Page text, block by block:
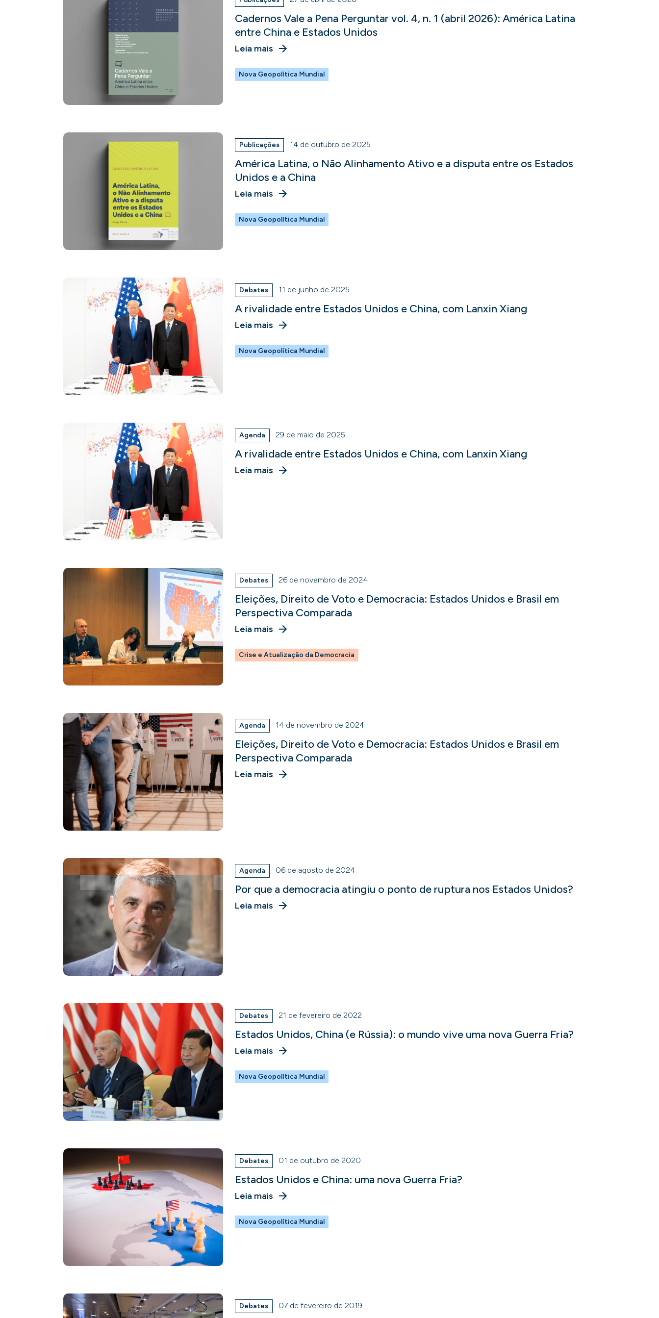
Cadernos Vale a Pena Perguntar vol. 4, n. 1 (abril 2026): América Latina
entre China e Estados Unidos
Leia mais
Nova Geopolítica Mundial
Publicações 14 de outubro de 2025
América Latina, o Não Alinhamento Ativo e a disputa entre os Estados
Unidos e a China
Leia mais
Nova Geopolítica Mundial
Debates 11 de junho de 2025
A rivalidade entre Estados Unidos e China, com Lanxin Xiang
Leia mais
Nova Geopolítica Mundial
Agenda 29 de maio de 2025
A rivalidade entre Estados Unidos e China, com Lanxin Xiang
Leia mais
Debates 26 de novembro de 2024
Eleições, Direito de Voto e Democracia: Estados Unidos e Brasil em
Perspectiva Comparada
Leia mais
Crise e Atualização da Democracia
Agenda 14 de novembro de 2024
Eleições, Direito de Voto e Democracia: Estados Unidos e Brasil em
Perspectiva Comparada
Leia mais
Agenda 06 de agosto de 2024
Por que a democracia atingiu o ponto de ruptura nos Estados Unidos?
Leia mais
Debates 21 de fevereiro de 2022
Estados Unidos, China (e Rússia): o mundo vive uma nova Guerra Fria?
Leia mais
Nova Geopolítica Mundial
Debates 01 de outubro de 2020
Estados Unidos e China: uma nova Guerra Fria?
Leia mais
Nova Geopolítica Mundial
Debates 07 de fevereiro de 2019